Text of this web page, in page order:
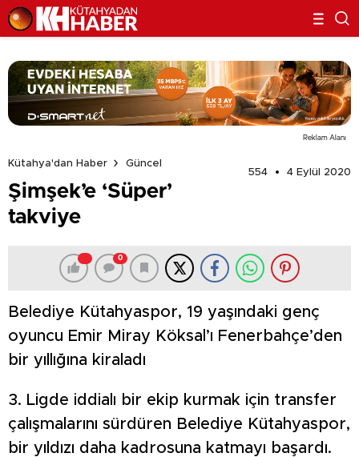
Reklam Alanı
Kütahya'dan Haber
Güncel
554
4 Eylül 2020
Şimşek’e ‘Süper’
takviye
0
Belediye Kütahyaspor, 19 yaşındaki genç
oyuncu Emir Miray Köksal’ı Fenerbahçe’den
bir yıllığına kiraladı
3. Ligde iddialı bir ekip kurmak için transfer
çalışmalarını sürdüren Belediye Kütahyaspor,
bir yıldızı daha kadrosuna katmayı başardı.